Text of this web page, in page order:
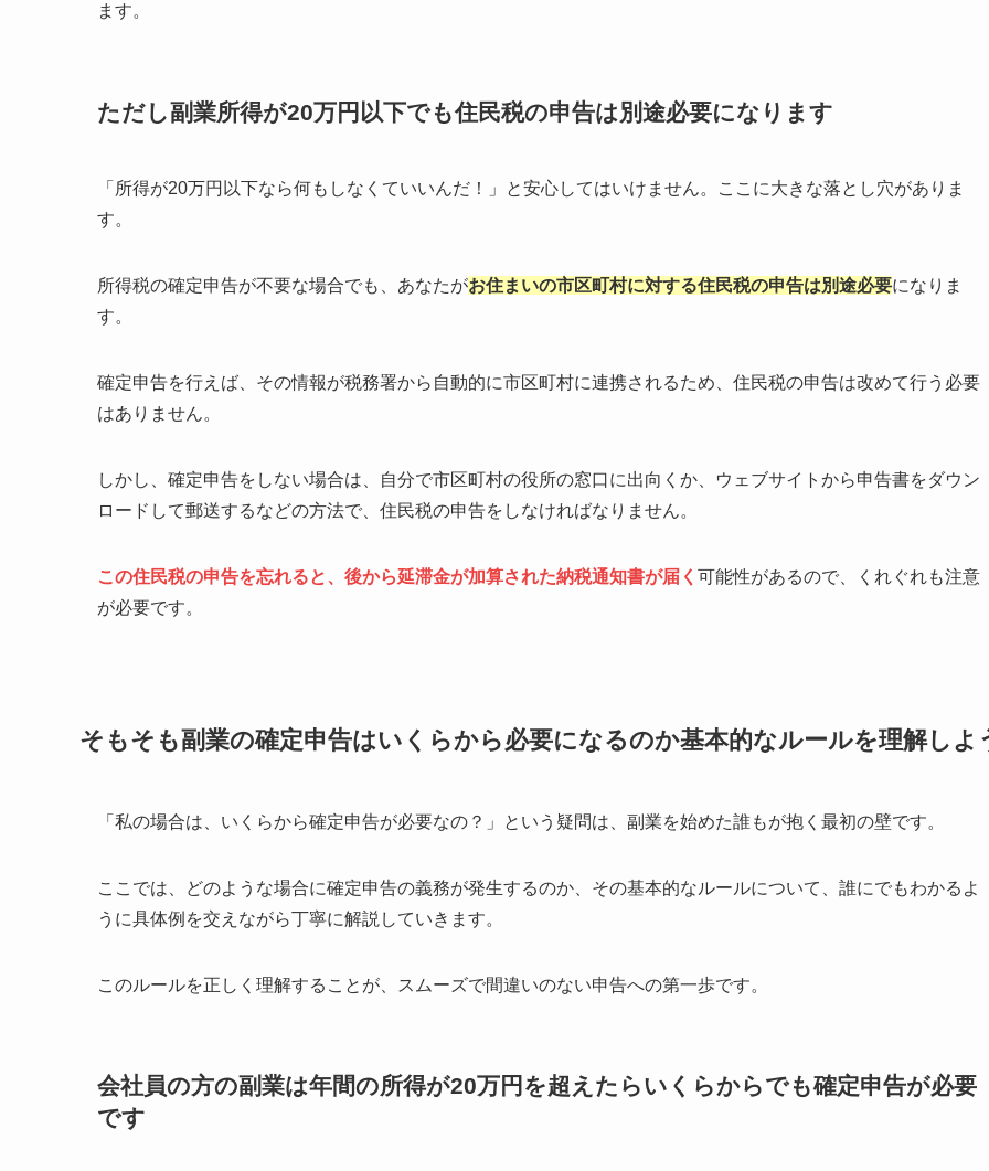
ます。
ただし副業所得が20万円以下でも住民税の申告は別途必要になります
「所得が20万円以下なら何もしなくていいんだ！」と安心してはいけません。ここに大きな落とし穴がありま
す。
所得税の確定申告が不要な場合でも、あなたがお住まいの市区町村に対する住民税の申告は別途必要になりま
す。
確定申告を行えば、その情報が税務署から自動的に市区町村に連携されるため、住民税の申告は改めて行う必要
はありません。
しかし、確定申告をしない場合は、自分で市区町村の役所の窓口に出向くか、ウェブサイトから申告書をダウン
ロードして郵送するなどの方法で、住民税の申告をしなければなりません。
この住民税の申告を忘れると、後から延滞金が加算された納税通知書が届く 可能性があるので、くれぐれも注意
が必要です。
そもそも副業の確定申告はいくらから必要になるのか基本的なルールを理解しよ
「私の場合は、いくらから確定申告が必要なの？」という疑問は、副業を始めた誰もが抱く最初の壁です。
ここでは、どのような場合に確定申告の義務が発生するのか、その基本的なルールについて、誰にでもわかるよ
うに具体例を交えながら丁寧に解説していきます。
このルールを正しく理解することが、スムーズで間違いのない申告への第一歩です。
会社員の方の副業は年間の所得が20万円を超えたらいくらからでも確定申告が必要
です